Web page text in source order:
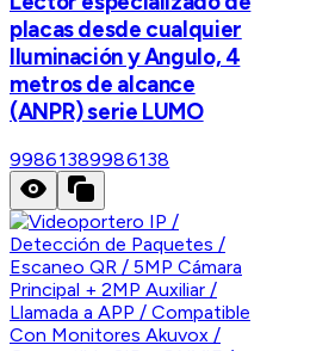
placas desde cualquier
Iluminación y Angulo, 4
metros de alcance
(ANPR) serie LUMO
99861389986138